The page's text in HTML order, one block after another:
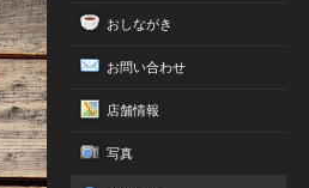
おしながき
お問い合わせ
店舗情報
写真